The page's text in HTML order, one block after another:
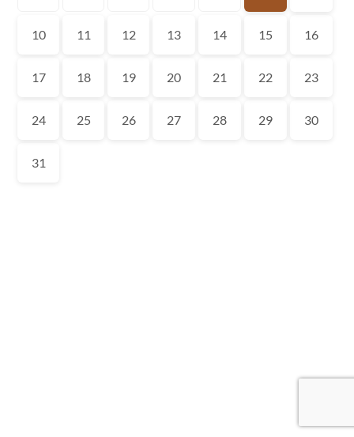
10 11 12 13 14 15 16
17 18 19 20 21 22 23
24 25 26 27 28 29 30
31